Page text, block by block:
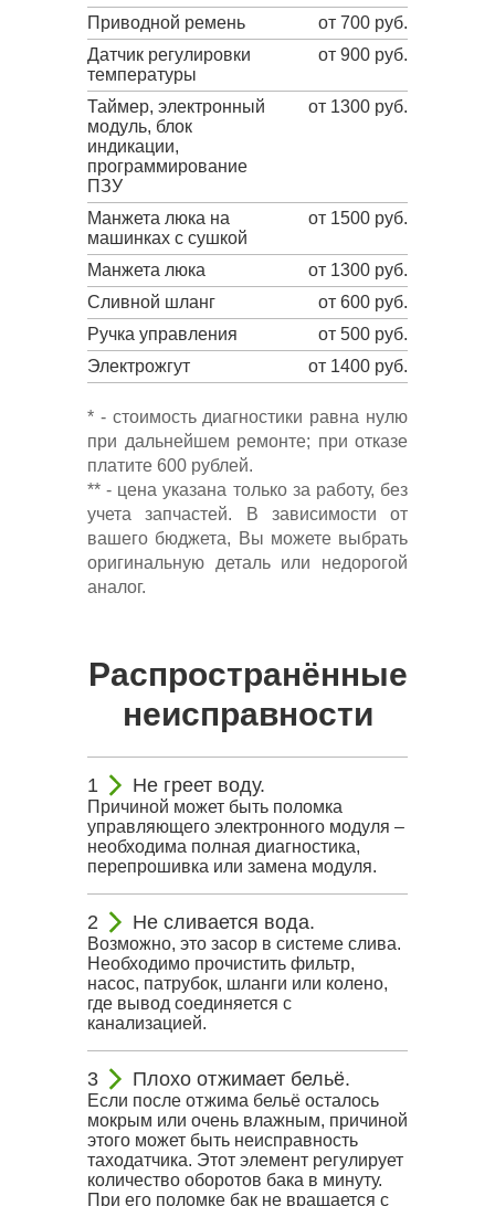
Приводной ремень
от 700 руб.
Датчик регулировки
температуры
от 900 руб.
Таймер, электронный
модуль, блок
индикации,
программирование
ПЗУ
от 1300 руб.
Манжета люка на
машинках с сушкой
от 1500 руб.
Манжета люка
от 1300 руб.
Сливной шланг
от 600 руб.
Ручка управления
от 500 руб.
Электрожгут
от 1400 руб.
* - стоимость диагностики равна нулю
при дальнейшем ремонте; при отказе
платите 600 рублей.
** - цена указана только за работу, без
учета запчастей. В зависимости от
вашего бюджета, Вы можете выбрать
оригинальную деталь или недорогой
аналог.
Распространённые
неисправности
Не греет воду.
Причиной может быть поломка
управляющего электронного модуля –
необходима полная диагностика,
перепрошивка или замена модуля.
Не сливается вода.
Возможно, это засор в системе слива.
Необходимо прочистить фильтр,
насос, патрубок, шланги или колено,
где вывод соединяется с
канализацией.
Плохо отжимает бельё.
Если после отжима бельё осталось
мокрым или очень влажным, причиной
этого может быть неисправность
таходатчика. Этот элемент регулирует
количество оборотов бака в минуту.
При его поломке бак не вращается с